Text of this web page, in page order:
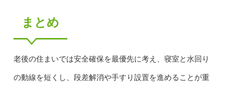
まとめ
老後の住まいでは安全確保を最優先に考え、寝室と水回り
の動線を短くし、段差解消や手すり設置を進めることが重